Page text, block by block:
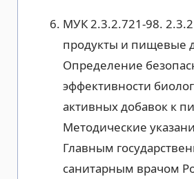
МУК 2.3.2.721-98.
продукты и пищевые
Определение
эффективности
активных добавок к
Методические
Главным
санитарным врачом